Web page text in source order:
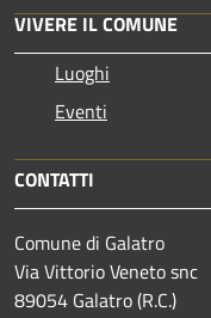
VIVERE IL COMUNE
Luoghi
Eventi
CONTATTI
Comune di Galatro
Via Vittorio Veneto snc
89054 Galatro (R.C.)